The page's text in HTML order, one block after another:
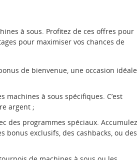
à sous. Profitez de ces offres pour
pour maximiser vos chances de
de bienvenue, une occasion idéale
à sous spécifiques. C’est
argent ;
des programmes spéciaux. Accumulez
exclusifs, des cashbacks, ou des